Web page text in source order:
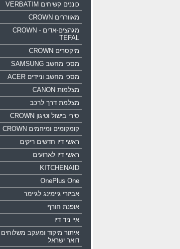
כוננים קשיחים VERBATIM
מאווררים CROWN
מגהצים-אדים CROWN -
TEFAL
מיקסרים CROWN
מסכי מחשב SAMSUNG
מסכי מחשב וניידים ACER
מצלמות CANON
מצלמת דרך לרכב
סירי בישול וטיגון CROWN
קומקומים ומיחמים CROWN
ראשי דיו חדשים ריקים
ראשי דיו לארועים
KITCHENAID
OnePlus One
אביזרי גיימינג לגיימר
אופנת חורף
איי ניד דיו
איתור מיקוד ומעקב משלוחים
דואר ישראל